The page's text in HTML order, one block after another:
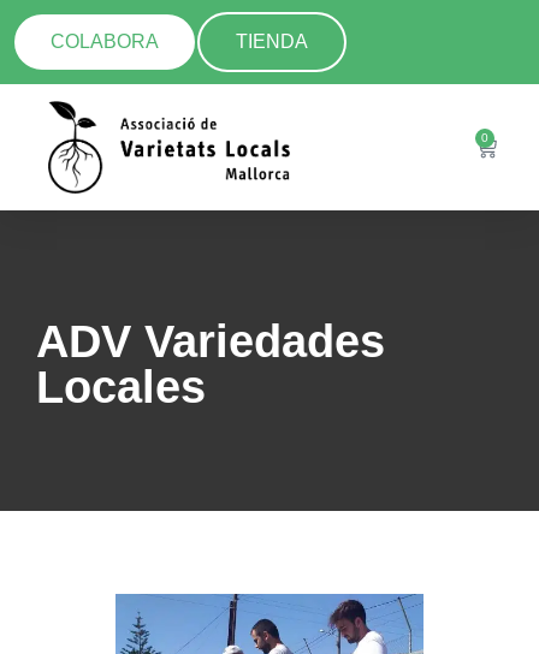
COLABORA TIENDA
0
ADV Variedades
Locales